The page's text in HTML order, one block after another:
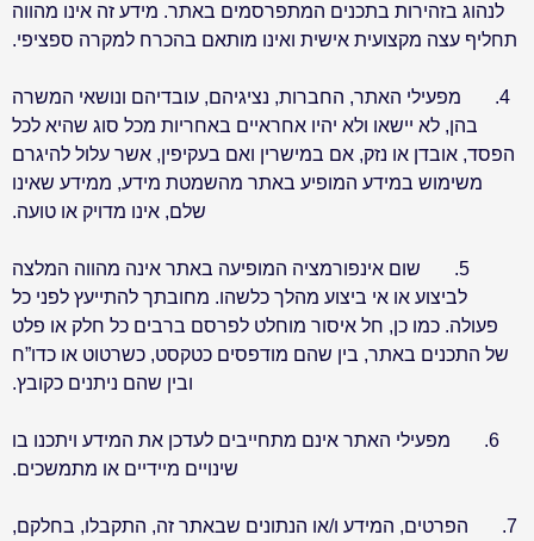
לנהוג בזהירות בתכנים המתפרסמים באתר. מידע זה אינו מהווה
תחליף עצה מקצועית אישית ואינו מותאם בהכרח למקרה ספציפי.
4.
מפעילי האתר, החברות, נציגיהם, עובדיהם ונושאי המשרה
בהן, לא יישאו ולא יהיו אחראיים באחריות מכל סוג שהיא לכל
הפסד, אובדן או נזק, אם במישרין ואם בעקיפין, אשר עלול להיגרם
משימוש במידע המופיע באתר מהשמטת מידע, ממידע שאינו
שלם, אינו מדויק או טועה.
5.
שום אינפורמציה המופיעה באתר אינה מהווה המלצה
לביצוע או אי ביצוע מהלך כלשהו. מחובתך להתייעץ לפני כל
פעולה. כמו כן, חל איסור מוחלט לפרסם ברבים כל חלק או פלט
של התכנים באתר, בין שהם מודפסים כטקסט, כשרטוט או כדו”ח
ובין שהם ניתנים כקובץ.
6.
מפעילי האתר אינם מתחייבים לעדכן את המידע ויתכנו בו
שינויים מיידיים או מתמשכים.
7.
הפרטים, המידע ו/או הנתונים שבאתר זה, התקבלו, בחלקם,